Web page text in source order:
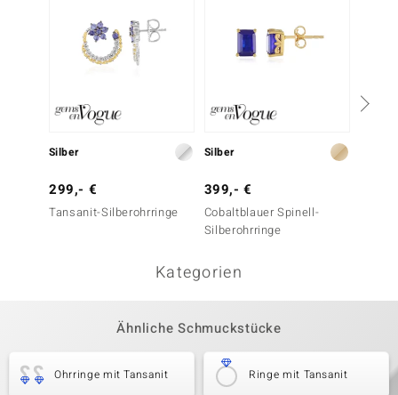
Silber
299,- €
Tansanit-Silberohrringe
Silber
399,- €
Cobaltblauer Spinell-
Silberohrringe
Kategorien
Ähnliche Schmuckstücke
Ohrringe mit Tansanit Ringe mit Tansanit